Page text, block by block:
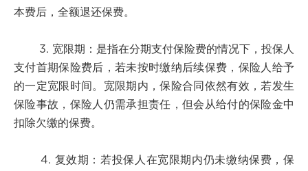
本费后，全额退还保费。
3. 宽限期：是指在分期支付保险费的情况下，投保人
支付首期保险费后，若未按时缴纳后续保费，保险人给予
的一定宽限时间。宽限期内，保险合同依然有效，若发生
保险事故，保险人仍需承担责任，但会从给付的保险金中
扣除欠缴的保费。
4. 复效期：若投保人在宽限期内仍未缴纳保费，保